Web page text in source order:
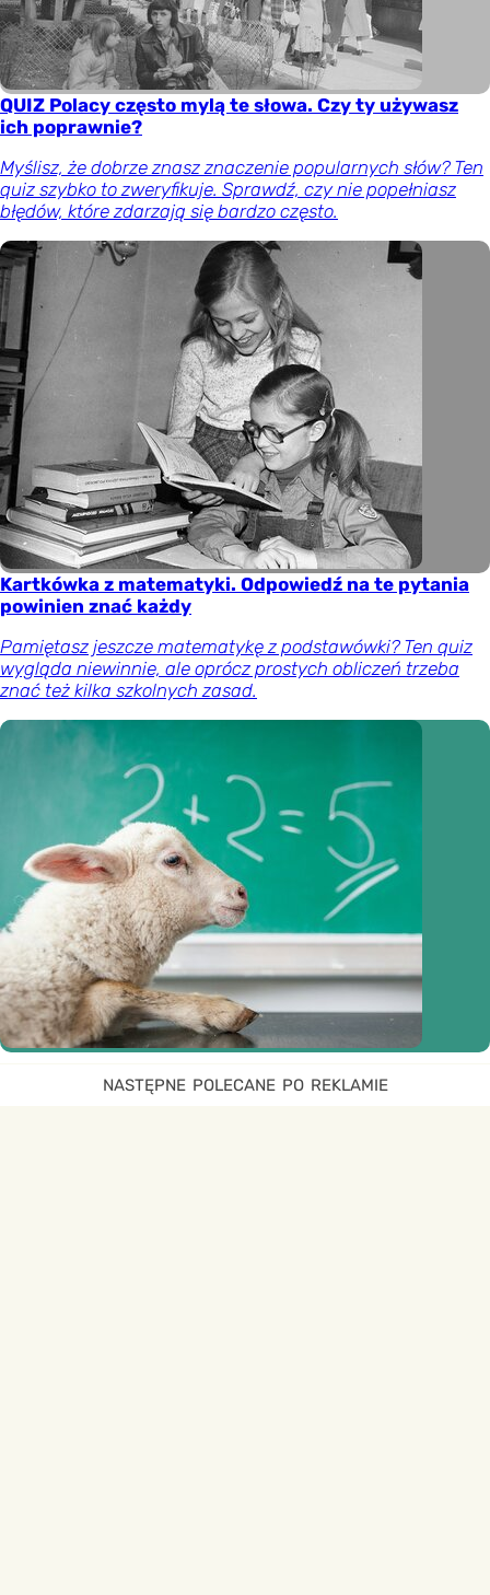
QUIZ Polacy często mylą te słowa. Czy ty używasz
ich poprawnie?
Myślisz, że dobrze znasz znaczenie popularnych słów? Ten
quiz szybko to zweryfikuje. Sprawdź, czy nie popełniasz
błędów, które zdarzają się bardzo często.
Kartkówka z matematyki. Odpowiedź na te pytania
powinien znać każdy
Pamiętasz jeszcze matematykę z podstawówki? Ten quiz
wygląda niewinnie, ale oprócz prostych obliczeń trzeba
znać też kilka szkolnych zasad.